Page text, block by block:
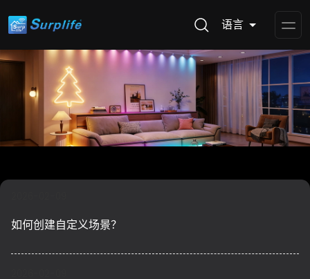
语言
如何创建自定义场景？